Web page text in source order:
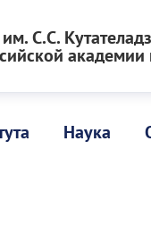
С.С.
академии
Наука